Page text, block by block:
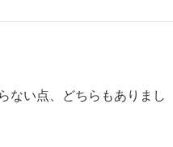
ない点、どちらもありまし